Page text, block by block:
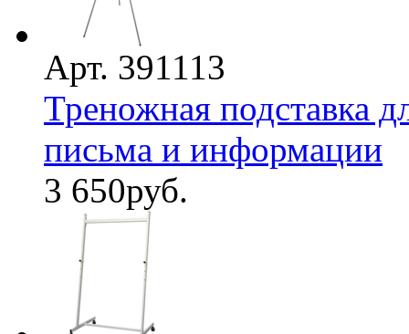
Арт. 391113
Треножная подставка
письма и информации
3 650руб.